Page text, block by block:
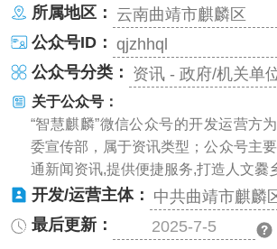
所属地区： 云南曲靖市麒麟区
公众号ID： qjzhhql
公众号分类： 资讯 - 政府/机关单
关于公众号：
“智慧麒麟”微信公众号的开发运营方
委宣传部，属于资讯类型；公众号主
通新闻资讯,提供便捷服务,打造人文爨
开发/运营主体： 中共曲靖市麒麟
最后更新：
2025-7-5